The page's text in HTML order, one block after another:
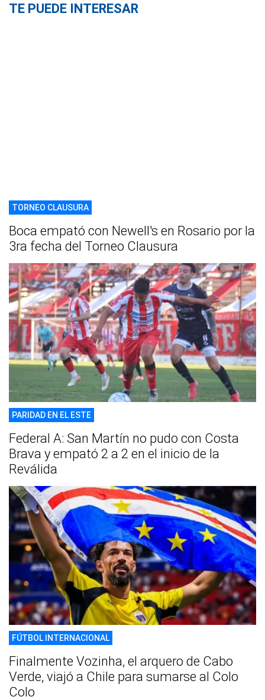
TE PUEDE INTERESAR
TORNEO CLAUSURA
Boca empató con Newell's en Rosario por la
3ra fecha del Torneo Clausura
PARIDAD EN EL ESTE
Federal A: San Martín no pudo con Costa
Brava y empató 2 a 2 en el inicio de la
Reválida
FÚTBOL INTERNACIONAL
Finalmente Vozinha, el arquero de Cabo
Verde, viajó a Chile para sumarse al Colo
Colo